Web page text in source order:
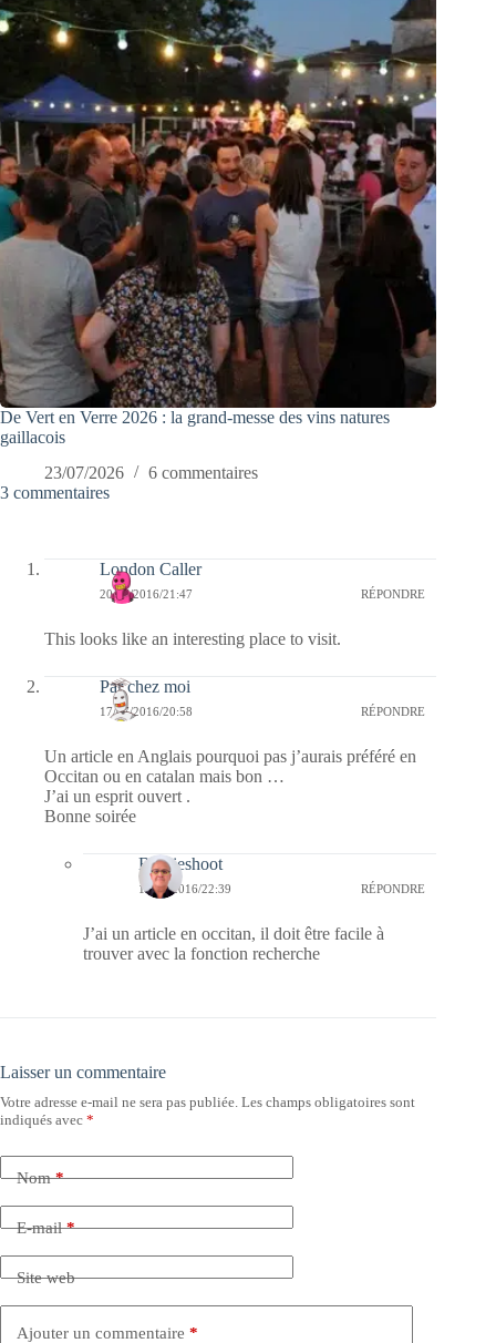
De Vert en Verre 2026 : la grand-messe des vins natures
gaillacois
23/07/2026
6 commentaires
3 commentaires
London Caller
20/07/2016/21:47 RÉPONDRE
This looks like an interesting place to visit.
Par chez moi
17/07/2016/20:58 RÉPONDRE
Un article en Anglais pourquoi pas j’aurais préféré en
Occitan ou en catalan mais bon …
J’ai un esprit ouvert .
Bonne soirée
Bernieshoot
17/07/2016/22:39 RÉPONDRE
J’ai un article en occitan, il doit être facile à
trouver avec la fonction recherche
Laisser un commentaire
Votre adresse e-mail ne sera pas publiée. Les champs obligatoires sont
indiqués avec *
Nom*
E-mail*
Site web
Ajouter un commentaire *